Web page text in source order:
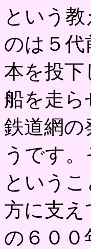
という
のは５代
本を投下
船を走ら
鉄道網の
うです
という
方に支え
の６０